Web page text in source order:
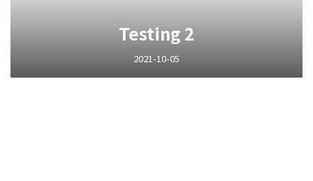
Testing 2
2021-10-05